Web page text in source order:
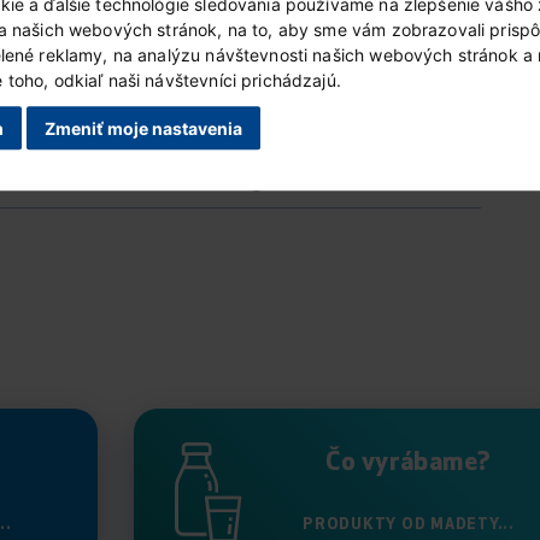
a ďalšie technológie sledovania používame na zlepšenie vášho
našich webových stránok, na to, aby sme vám zobrazovali
reklamy, na analýzu návštevnosti našich webových stránok a
toho, odkiaľ naši návštevníci prichádzajú.
Zmeniť moje nastavenia
7 g
7 g
6 g
Čo vyrábame?
PRODUKTY OD MADETY...